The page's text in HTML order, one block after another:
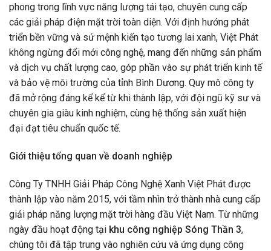
phong trong lĩnh vực năng lượng tái tạo, chuyên cung cấp
các giải pháp điện mặt trời toàn diện. Với định hướng phát
triển bền vững và sứ mệnh kiến tạo tương lai xanh, Việt Phát
không ngừng đổi mới công nghệ, mang đến những sản phẩm
và dịch vụ chất lượng cao, góp phần vào sự phát triển kinh tế
và bảo vệ môi trường của tỉnh Bình Dương. Quy mô công ty
đã mở rộng đáng kể kể từ khi thành lập, với đội ngũ kỹ sư và
chuyên gia giàu kinh nghiệm, cùng hệ thống sản xuất hiện
đại đạt tiêu chuẩn quốc tế.
Giới thiệu tổng quan về doanh nghiệp
Công Ty TNHH Giải Pháp Công Nghệ Xanh Việt Phát được
thành lập vào năm 2015, với tầm nhìn trở thành nhà cung cấp
giải pháp năng lượng mặt trời hàng đầu Việt Nam. Từ những
ngày đầu hoạt động tại khu công nghiệp Sóng Thần 3,
chúng tôi đã tập trung vào nghiên cứu và ứng dụng công